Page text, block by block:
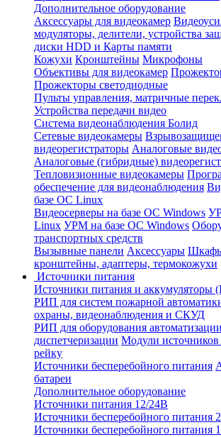
Дополнительное оборудование
Аксессуары для видеокамер
модуляторы, делители, устройства
диски HDD и Карты памяти
Кожухи Кронштейны Микрофоны
Объективы для видеокамер
Прожекторы светодиодные
Пульты управления, матричные
Устройства передачи видео
Система видеонаблюдения Болид
Сетевые видеокамеры
видеорегистраторы Аналоговые
Аналоговые (гибридные)
Тепловизионные видеокамеры
обеспечение для видеонаблюдения
базе ОС Linux
Видеосерверы на базе ОС Windows
Linux УРМ на базе ОС Windows
транспортных средств
Вызывные панели Аксессуары
кронштейны, адаптеры, термокожухи
Источники питания
Источники питания и аккумуляторы
РИП для систем пожарной
охраны, видеонаблюдения и СКУД
РИП для оборудования
диспетчеризации Модули
рейку
Источники бесперебойного питания
батареи
Дополнительное оборудование
Источники питания 12/24В
Источники бесперебойного питания
Источники бесперебойного питания